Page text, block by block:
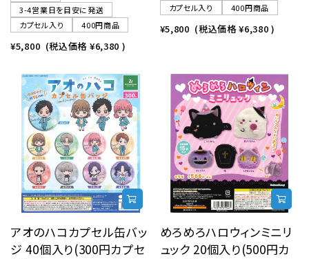
3-4営業日を目安に発送
カプセル入り
400円商品
¥5,800 (税込価格 ¥6,380 )
カプセル入り
400円商品
¥5,800 (税込価格¥6,380 )
アオのハコカプセル缶バッ
ジ 40個入り(300円カプセ
めろめろハロウィンミニリ
ュック 20個入り(500円カ